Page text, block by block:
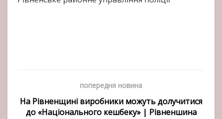
попередня новина
На Рівненщині виробники можуть долучитися
до «Національного кешбеку» | Рівненшина